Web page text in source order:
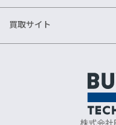
買取サイト